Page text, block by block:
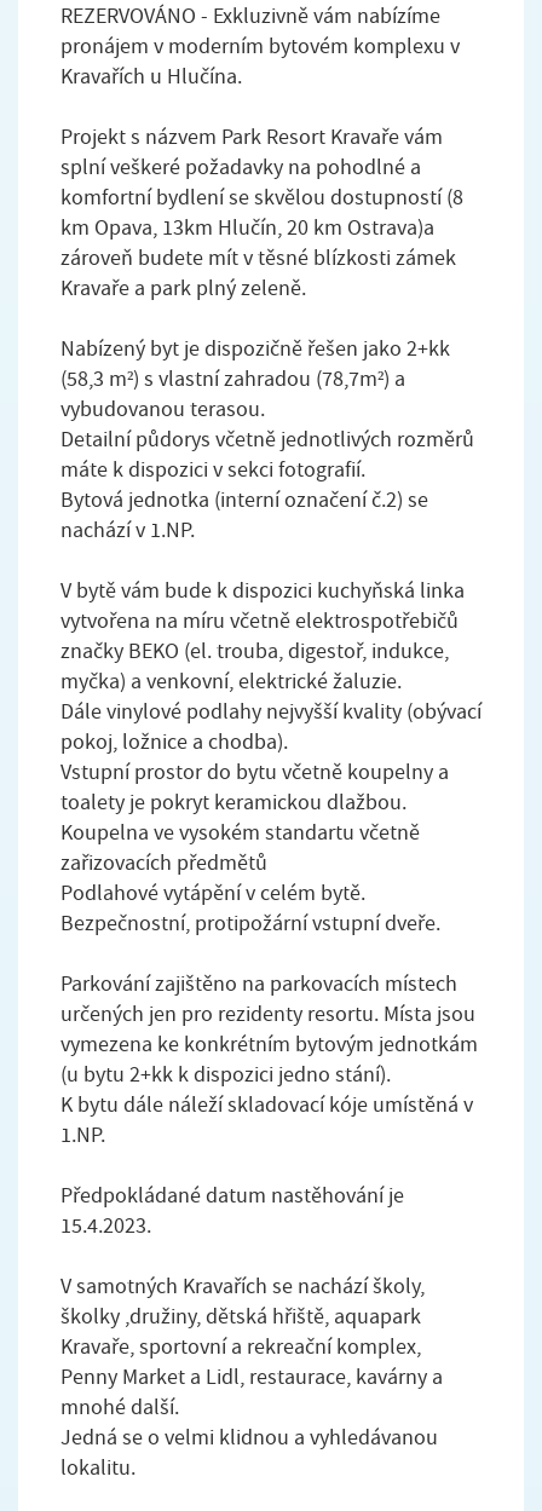
REZERVOVÁNO - Exkluzivně vám nabízíme
pronájem v moderním bytovém komplexu v
Kravařích u Hlučína.
Projekt s názvem Park Resort Kravaře vám
splní veškeré požadavky na pohodlné a
komfortní bydlení se skvělou dostupností (8
km Opava, 13km Hlučín, 20 km Ostrava)a
zároveň budete mít v těsné blízkosti zámek
Kravaře a park plný zeleně.
Nabízený byt je dispozičně řešen jako 2+kk
(58,3 m²) s vlastní zahradou (78,7m²) a
vybudovanou terasou.
Detailní půdorys včetně jednotlivých rozměrů
máte k dispozici v sekci fotografií.
Bytová jednotka (interní označení č.2) se
nachází v 1.NP.
V bytě vám bude k dispozici kuchyňská linka
vytvořena na míru včetně elektrospotřebičů
značky BEKO (el. trouba, digestoř, indukce,
myčka) a venkovní, elektrické žaluzie.
Dále vinylové podlahy nejvyšší kvality (obývací
pokoj, ložnice a chodba).
Vstupní prostor do bytu včetně koupelny a
toalety je pokryt keramickou dlažbou.
Koupelna ve vysokém standartu včetně
zařizovacích předmětů
Podlahové vytápění v celém bytě.
Bezpečnostní, protipožární vstupní dveře.
Parkování zajištěno na parkovacích místech
určených jen pro rezidenty resortu. Místa jsou
vymezena ke konkrétním bytovým jednotkám
(u bytu 2+kk k dispozici jedno stání).
K bytu dále náleží skladovací kóje umístěná v
1.NP.
Předpokládané datum nastěhování je
15.4.2023.
V samotných Kravařích se nachází školy,
školky ,družiny, dětská hřiště, aquapark
Kravaře, sportovní a rekreační komplex,
Penny Market a Lidl, restaurace, kavárny a
mnohé další.
Jedná se o velmi klidnou a vyhledávanou
lokalitu.